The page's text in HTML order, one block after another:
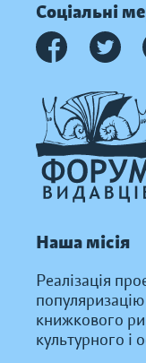
Соціальні
Наша місія
Реалізація
книжкового
культурного і